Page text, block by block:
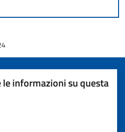
informazioni su questa